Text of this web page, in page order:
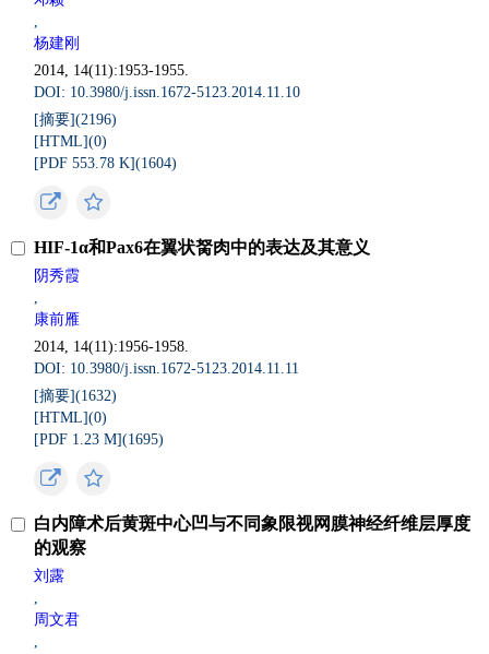
,
杨建刚
2014, 14(11):1953-1955.
DOI: 10.3980/j.issn.1672-5123.2014.11.10
[摘要](2196)
[HTML](0)
[PDF 553.78 K](1604)
HIF-1α和Pax6在翼状胬肉中的表达及其意义
阴秀霞
,
康前雁
2014, 14(11):1956-1958.
DOI: 10.3980/j.issn.1672-5123.2014.11.11
[摘要](1632)
[HTML](0)
[PDF 1.23 M](1695)
白内障术后黄斑中心凹与不同象限视网膜神经纤维层厚度
的观察
刘露
,
周文君
,